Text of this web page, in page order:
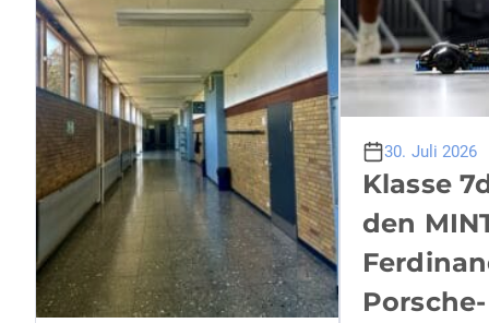
30. Juli 2026
Klasse
den
Porsche-